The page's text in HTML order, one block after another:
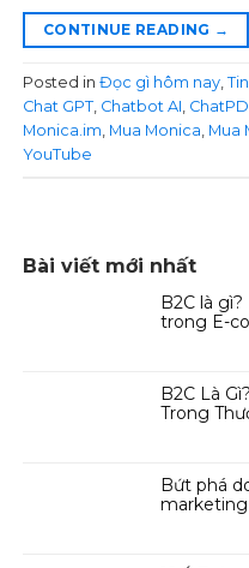
CONTINUE READING →
Posted inĐọc gì hôm nay,
Chat GPT, Chatbot AI,
Monica.im, Mua Monica, Mua
YouTube
Bài viết mới nhất
B2C là
trong E-
B2C Là
Trong
Bứt phá